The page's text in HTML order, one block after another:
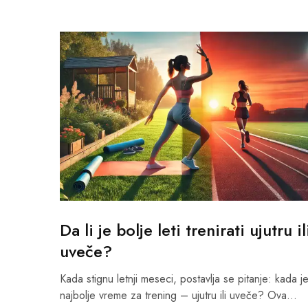
Da li je bolje leti trenirati ujutru
uveče?
Kada stignu letnji meseci, postavlja se pitanje: kada je
najbolje vreme za trening – ujutru ili uveče? Ova…